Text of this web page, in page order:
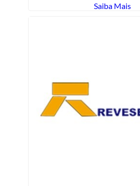
Saiba Mais